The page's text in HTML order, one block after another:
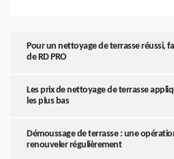
Pour un nettoyage de terrasse réussi,
de RD PRO
Les prix de nettoyage de terrasse
les plus bas
Démoussage de terrasse : une
renouveler régulièrement